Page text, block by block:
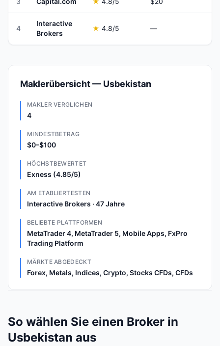
4
Interactive
Brokers
★ 4.8/5 —
Maklerübersicht — Usbekistan
MAKLER VERGLICHEN
4
MINDESTBETRAG
$0–$100
HÖCHSTBEWERTET
Exness (4.85/5)
AM ETABLIERTESTEN
Interactive Brokers · 47 Jahre
BELIEBTE PLATTFORMEN
MetaTrader 4, MetaTrader 5, Mobile Apps, FxPro
Trading Platform
MÄRKTE ABGEDECKT
Forex, Metals, Indices, Crypto, Stocks CFDs, CFDs
So wählen Sie einen Broker in
Usbekistan aus